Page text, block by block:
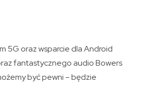
5G oraz wsparcie dla Android
fantastycznego audio Bowers
być pewni – będzie